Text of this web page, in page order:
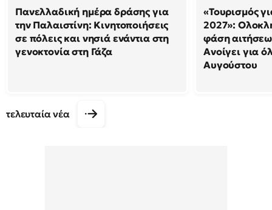
Πανελλαδική ημέρα δράσης για
την Παλαιστίνη: Κινητοποιήσεις
σε πόλεις και νησιά ενάντια στη
γενοκτονία στη Γάζα
«Τουρισμός
2027»:
φάση
Ανοίγει για
Αυγούστου
τελευταία νέα